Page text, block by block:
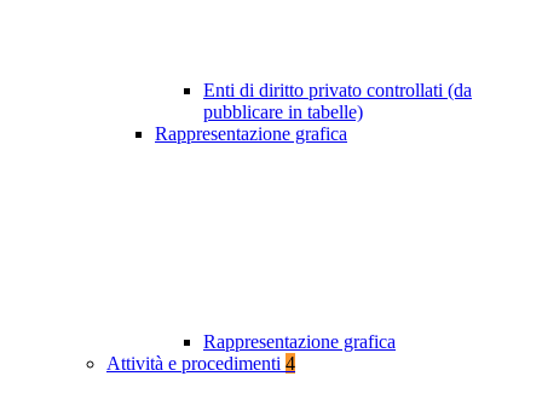
Enti di diritto privato controllati (da
pubblicare in tabelle)
Rappresentazione grafica
Rappresentazione grafica
Attività e procedimenti 4